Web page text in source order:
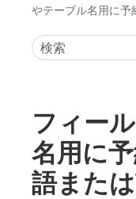
やテーブル名用に予
フィー
名用に
語また